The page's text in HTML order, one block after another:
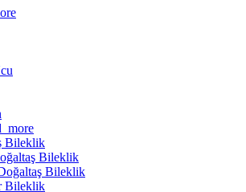
Bileklik
Bileklik
Bileklik
Bileklik